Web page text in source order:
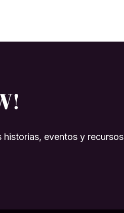
historias, eventos y recursos